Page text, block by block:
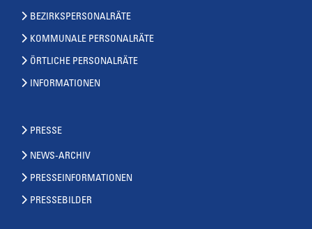
BEZIRKSPERSONALRÄTE
KOMMUNALE PERSONALRÄTE
ÖRTLICHE PERSONALRÄTE
INFORMATIONEN
PRESSE
NEWS-ARCHIV
PRESSEINFORMATIONEN
PRESSEBILDER